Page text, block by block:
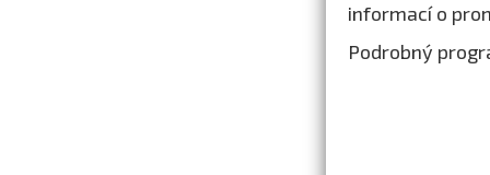
informací o
Podrobný